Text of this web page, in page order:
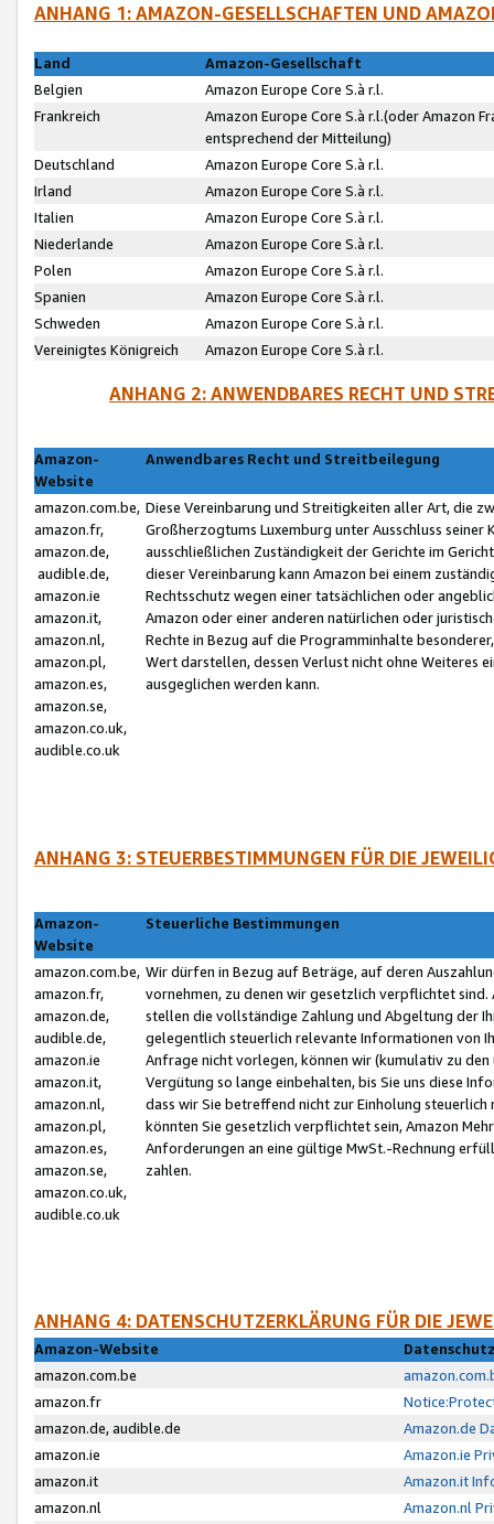
ANHANG 1: AMAZON-GESELLSCHAFTEN UND
Land
Amazon-Gesellschaft
Belgien
Amazon Europe Core S.à r.l.
Frankreich
Amazon Europe Core S.à r.l.(oder Amazon
entsprechend der Mitteilung)
Deutschland
Amazon Europe Core S.à r.l.
Irland
Amazon Europe Core S.à r.l.
Italien
Amazon Europe Core S.à r.l.
Niederlande
Amazon Europe Core S.à r.l.
Polen
Amazon Europe Core S.à r.l.
Spanien
Amazon Europe Core S.à r.l.
Schweden
Amazon Europe Core S.à r.l.
Vereinigtes Königreich
Amazon Europe Core S.à r.l.
ANHANG 2: ANWENDBARES RECHT UND
Amazon-
Website
Anwendbares Recht und Streitbeilegung
amazon.com.be,
amazon.fr,
amazon.de,
audible.de,
amazon.ie
amazon.it,
amazon.nl,
amazon.pl,
amazon.es,
amazon.se,
amazon.co.uk,
audible.co.uk
Diese Vereinbarung und Streitigkeiten aller Art, die
Großherzogtums Luxemburg unter Ausschluss
ausschließlichen Zuständigkeit der Gerichte im
dieser Vereinbarung kann Amazon bei einem
Rechtsschutz wegen einer tatsächlichen oder
Amazon oder einer anderen natürlichen oder
Rechte in Bezug auf die Programminhalte
Wert darstellen, dessen Verlust nicht ohne Weiteres
ausgeglichen werden kann.
ANHANG 3: STEUERBESTIMMUNGEN FÜR DIE
Amazon-
Website
Steuerliche Bestimmungen
amazon.com.be,
amazon.fr,
amazon.de,
audible.de,
amazon.ie
amazon.it,
amazon.nl,
amazon.pl,
amazon.es,
amazon.se,
amazon.co.uk,
audible.co.uk
Wir dürfen in Bezug auf Beträge, auf deren
vornehmen, zu denen wir gesetzlich verpflichtet
stellen die vollständige Zahlung und Abgeltung der
gelegentlich steuerlich relevante Informationen von
Anfrage nicht vorlegen, können wir (kumulativ zu
Vergütung so lange einbehalten, bis Sie uns diese
dass wir Sie betreffend nicht zur Einholung
könnten Sie gesetzlich verpflichtet sein, Amazon
Anforderungen an eine gültige MwSt.-Rechnung
zahlen.
ANHANG 4: DATENSCHUTZERKLÄRUNG FÜR DIE
Amazon-Website
amazon.com.be
amazon.fr
amazon.de, audible.de
Amazon.de
amazon.ie
Amazon.ie
amazon.it
Amazon.it
amazon.nl
Amazon.nl